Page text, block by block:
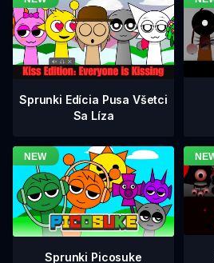
Sprunki Edícia Pusa Všetci
Sa Líza
Sprunki Picosuke